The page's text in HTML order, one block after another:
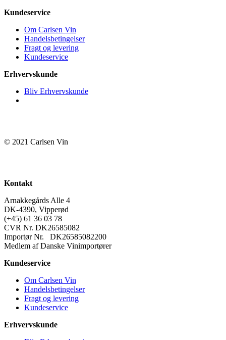
Kundeservice
Om Carlsen Vin
Handelsbetingelser
Fragt og levering
Kundeservice
Erhvervskunde
Bliv Erhvervskunde
© 2021 Carlsen Vin
Kontakt
Arnakkegårds Alle 4
DK-4390, Vipperød
(+45) 61 36 03 78
CVR Nr. DK26585082
Importør Nr. DK26585082200
Medlem af Danske Vinimportører
Kundeservice
Om Carlsen Vin
Handelsbetingelser
Fragt og levering
Kundeservice
Erhvervskunde